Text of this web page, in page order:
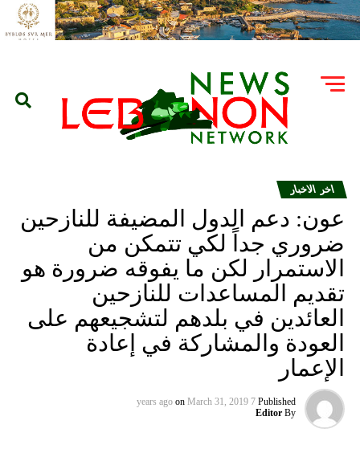
اخر الاخبار
عون: دعم الدول المضيفة للنازحين
ضروري جداً لكي تتمكن من
الاستمرار لكن ما يفوقه ضرورة هو
تقديم المساعدات للنازحين
العائدين في بلدهم لتشجيعهم على
العودة والمشاركة في إعادة
الإعمار
Published
7 years ago
on March 31, 2019
By
Editor